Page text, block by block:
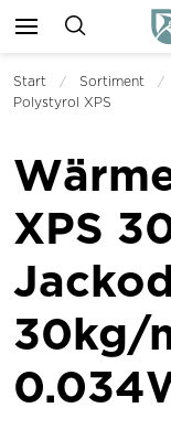
Start Sortiment
Polystyrol XPS
XPS
30kg/